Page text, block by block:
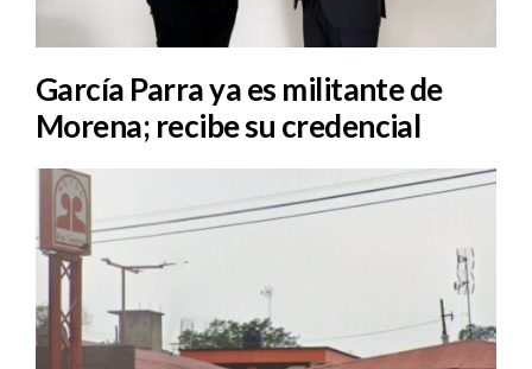
García Parra ya es militante de
Morena; recibe su credencial